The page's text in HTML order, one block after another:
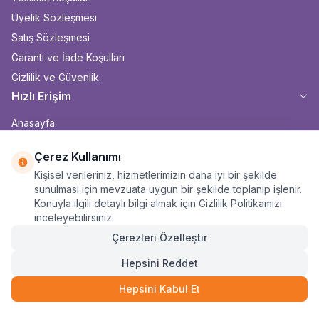
134.980
Üyelik Sözleşmesi
Satış Sözleşmesi
Garanti ve İade Koşulları
Gizlilik ve Güvenlik
Hızlı Erişim
Anasayfa
İndirimdekiler
Sıkça Sorulan Sorular
Sepetim
Teknik Servis Formu
Çerez Kullanımı
Kişisel verileriniz, hizmetlerimizin daha iyi bir şekilde
sunulması için mevzuata uygun bir şekilde toplanıp işlenir.
Konuyla ilgili detaylı bilgi almak için Gizlilik Politikamızı
inceleyebilirsiniz.
Çerezleri Özelleştir
Hepsini Reddet
Hepsini Kabul Et
Anasayfa Sepet Kategoriler Siparişlerim Hesabım